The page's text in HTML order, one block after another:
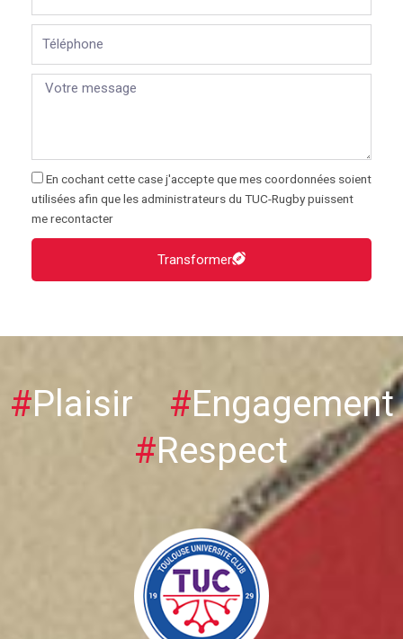
En cochant cette case j'accepte que mes coordonnées soient
utilisées afin que les administrateurs du TUC-Rugby puissent
me recontacter
Transformer
#Plaisir #Engagement
#Respect